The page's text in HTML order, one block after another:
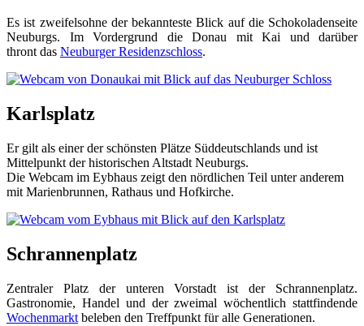
Es ist zweifelsohne der bekannteste Blick auf die Schokoladenseite
Neuburgs. Im Vordergrund die Donau mit Kai und darüber
thront das Neuburger Residenzschloss.
Karlsplatz
Er gilt als einer der schönsten Plätze Süddeutschlands und ist
Mittelpunkt der historischen Altstadt Neuburgs.
Die Webcam im Eybhaus zeigt den nördlichen Teil unter anderem
mit Marienbrunnen, Rathaus und Hofkirche.
Schrannenplatz
Zentraler Platz der unteren Vorstadt ist der Schrannenplatz.
Gastronomie, Handel und der zweimal wöchentlich stattfindende
Wochenmarkt beleben den Treffpunkt für alle Generationen.